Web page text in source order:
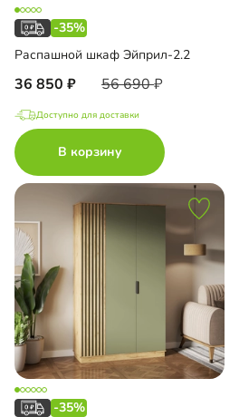
-35%
Распашной шкаф Эйприл-2.2
36 850 56 690
Доступно для доставки
В корзину
-35%